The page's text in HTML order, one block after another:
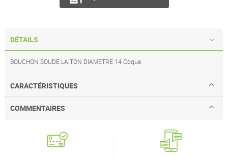
DÉTAILS
BOUCHON SOUDE LAITON DIAMETRE 14 Coque
CARACTÉRISTIQUES
COMMENTAIRES